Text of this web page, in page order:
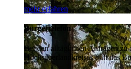
mehr erfahren
Bürgertelefon
Bei den alltäglichen Anfragen zu
Hochsauerlandkreises hilft das